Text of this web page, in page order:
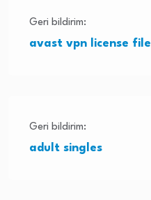
Geri bildirim:
avast vpn license file
Geri bildirim:
adult singles